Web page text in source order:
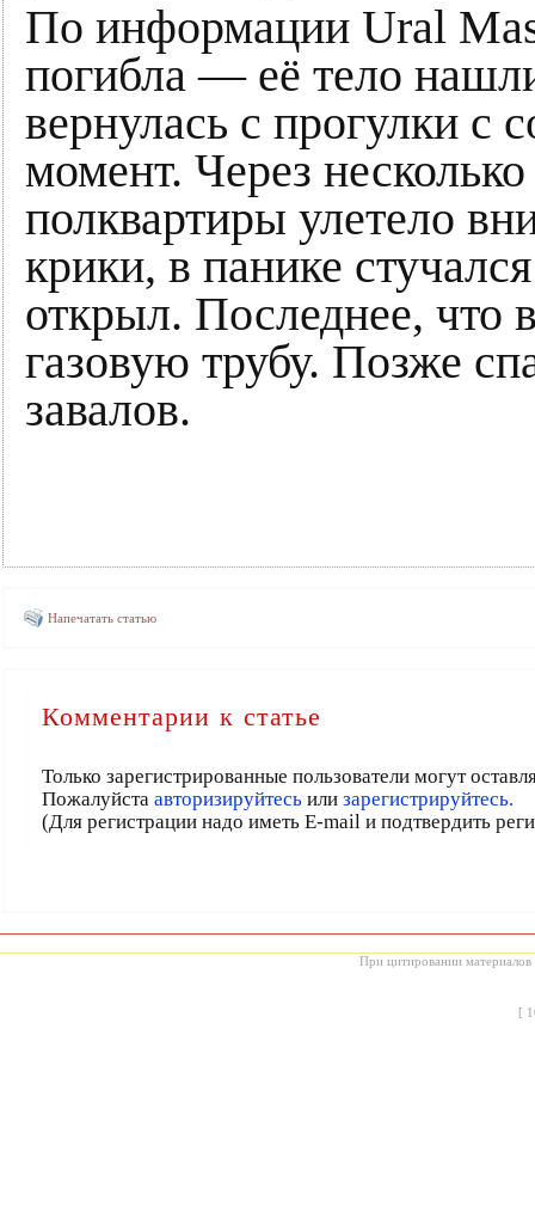
По информации Ural
погибла — её тело
вернулась с прогулки с
момент. Через
полквартиры улетело
крики, в панике
открыл. Последнее,
газовую трубу. Позже
завалов.
Напечатать статью
Комментарии к статье
Только зарегистрированные пользователи могут
Пожалуйста авторизируйтесьили зарегистрируйтесь.
(Для регистрации надо иметь E-mail и подтвердить
При цитировании материалов
[